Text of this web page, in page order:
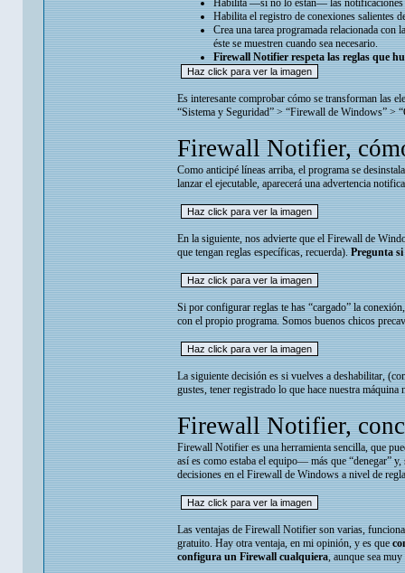
Habilita —si no lo están— las notificaciones
Habilita el registro de conexiones salientes
Crea una tarea programada relacionada
éste se muestren cuando sea necesario.
Firewall Notifier respeta las reglas que
Es interesante comprobar cómo se transforman las
“Sistema y Seguridad” > “Firewall de Windows” >
Firewall Notifier,
Como anticipé líneas arriba, el programa se
lanzar el ejecutable, aparecerá una advertencia
En la siguiente, nos advierte que el Firewall de
que tengan reglas específicas, recuerda).Pregunta
Si por configurar reglas te has “cargado” la
con el propio programa. Somos buenos chicos
La siguiente decisión es si vuelves a deshabilitar,
gustes, tener registrado lo que hace nuestra
Firewall Notifier,
Firewall Notifier es una herramienta sencilla, que
así es como estaba el equipo— más que “denegar”
decisiones en el Firewall de Windows a nivel de
Las ventajas de Firewall Notifier son varias,
gratuito. Hay otra ventaja, en mi opinión, y es que
configura un Firewall cualquiera, aunque sea